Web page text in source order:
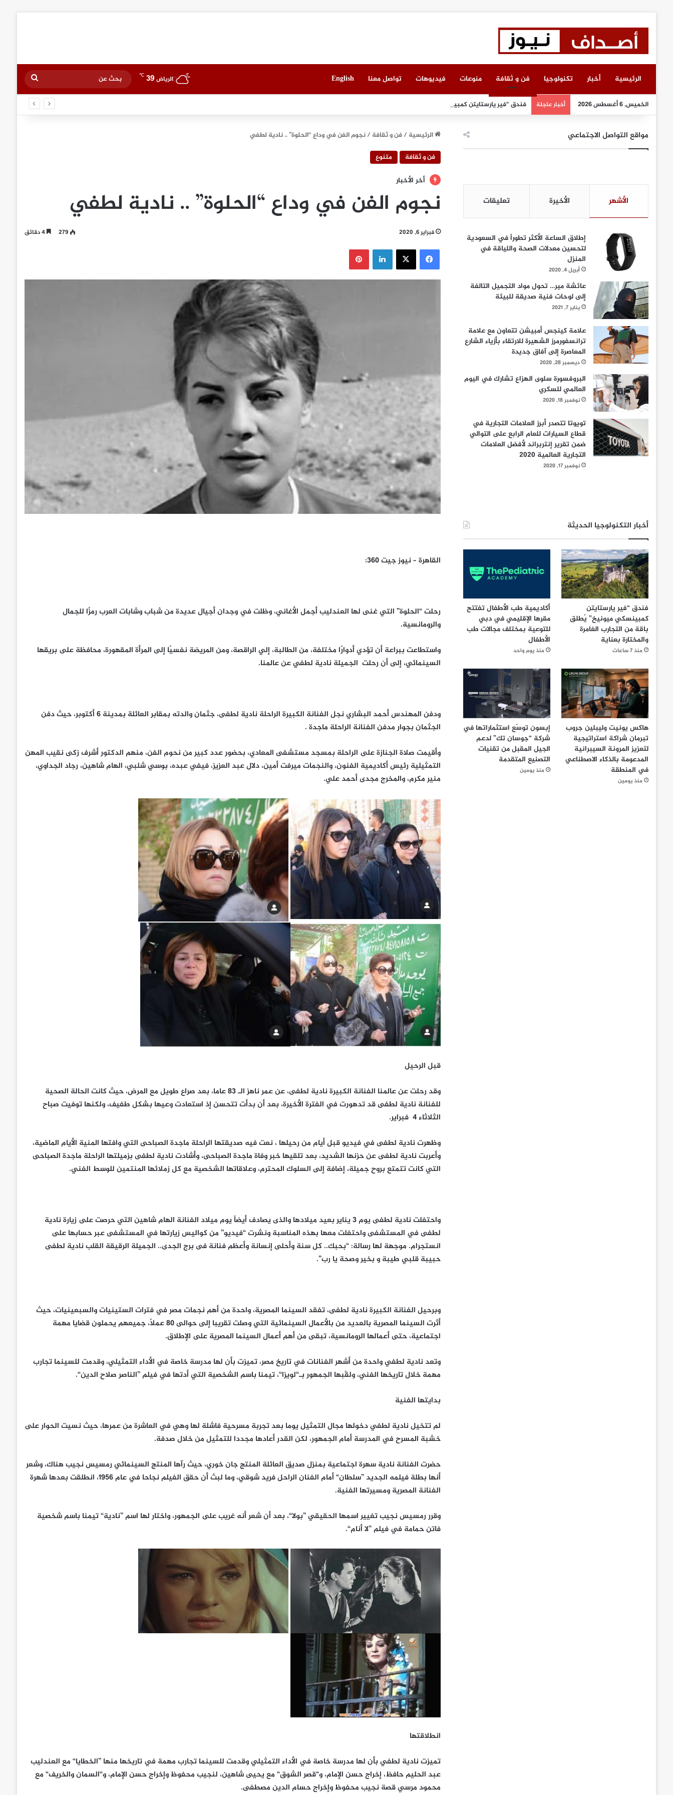
الرئيسية أخبار تكنولوجيا فن و ثقافة منوعات فيديوهات تواصل معنا English الرياض 39
℃
بحث
عن
الخميس, 6 أغسطس 2026 أخبار عاجلة فندق “فير يارستايتن كمبينسكي ميونيخ” يُطلق باقة من التجارب الغامرة والمختارة بعناية
الرئيسية/فن و ثقافة/نجوم الفن في وداع “الحلوة” .. نادية لطفي
فن و ثقافة
متنوع
أخر الأخبار
نجوم الفن في وداع “الحلوة” .. نادية لطفي
فبراير 6, 2020 279 4 دقائق
فيسبوك ‫X لينكدإن
القاهرة – نيوز جيت 360:
رحلت “الحلوة” التي غنى لها العندليب أجمل الأغاني، وظلت في وجدان أجيال عديدة من شباب وشابات العرب رمزًا للجمال
والرومانسية.
واستطاعت ببراعة أن تؤدي أدوارًا مختلفة، من الطالبة، إلي الراقصة، ومن المريضة نفسيًا إلى المرأة المقهورة، محافظة على بريقها
السينمائي، إلى أن رحلت الجميلة نادية لطفي عن عالمنا.
ودفن المهندس أحمد البشاري نجل الفنانة الكبيرة الراحلة نادية لطفى، جثمان والدته بمقابر العائلة بمدينة 6 أكتوبر، حيث دفن
الجثمان بجوار مدفن الفنانة الراحلة ماجدة .
وأقيمت صلاة الجنازة على الراحلة بمسجد مستشفى المعادي، بحضور عدد كبير من نحوم الفن، منهم الدكتور أشرف زكى نقيب المهن
التمثيلية رئيس أكاديمية الفنون، والنجمات ميرفت أمين، دلال عبد العزيز، فيفي عبده، بوسي شلبي، الهام شاهين، رجاد الجداوي،
منير مكرم، والمخرج مجدى أحمد علي.
قبل الرحيل
وقد رحلت عن عالمنا الفنانة الكبيرة نادية لطفى، عن عمر ناهز الـ 83 عاما، بعد صراع طويل مع المرض، حيث كانت الحالة الصحية
للفنانة نادية لطفى قد تدهورت في الفترة الأخيرة، بعد أن بدأت تتحسن إذ استعادت وعيها بشكل طفيف، ولكنها توفيت صباح
الثلاثاء 4 فبراير.
وظهرت نادية لطفى في فيديو قبل أيام من رحيلها ، نعت فيه صديقتها الراحلة ماجدة الصباحى التي وافتها المنية الأيام الماضية،
وأعربت نادية لطفى عن حزنها الشديد، بعد تلقيها خبر وفاة ماجدة الصباحى، وأشادت نادية لطفى بزميلتها الراحلة ماجدة الصباحى
التي كانت تتمتع بروح جميلة، إضافة إلى السلوك المحترم، وعلاقاتها الشخصية مع كل زملائها المنتمين للوسط الفني.
واحتفلت نادية لطفى يوم 3 يناير بعيد ميلادها والذى يصادف أيضاً يوم ميلاد الفنانة الهام شاهين التي حرصت على زيارة نادية
لطفى في المستشفى واحتفلت معها بهذه المناسبة ونشرت “فيديو” من كواليس زيارتها في المستشفى عبر حسابها على
انستجرام. موجهة لها رسالة: “بحبك.. كل سنة وأحلى إنسانة وأعظم فنانة فى برج الجدى.. الجميلة الرقيقة القلب نادية لطفى
حبيبة قلبي طيبة و بخير وصحة يا رب”.
وبرحيل الفنانة الكبيرة نادية لطفى، تفقد السينما المصرية، واحدة من أهم نجمات مصر في فترات الستينيات والسبعينيات، حيث
أثرت السينما المصرية بالعديد من بالأعمال السينمائية التي وصلت تقريبا إلى حوالى 80 عملاً، جميعهم يحملون قضايا مهمة
اجتماعية، حتى أعمالها الرومانسية، تبقى من أهم أعمال السينما المصرية على الإطلاق.
وتعد نادية لطفي واحدة من أشهر الفنانات في تاريخ مصر، تميزت بأن لها مدرسة خاصة في الأداء التمثيلي، وقدمت للسينما تجارب
مهمة خلال تاريخها الفني، ولقّبها الجمهور بـ“لويزا“، تيمنا باسم الشخصية التي أدتها في فيلم ”الناصر صلاح الدين“.
بدايتها الفنية
لم تتخيل نادية لطفي دخولها مجال التمثيل يوما بعد تجربة مسرحية فاشلة لها وهي في العاشرة من عمرها، حيث نسيت الحوار على
خشبة المسرح في المدرسة أمام الجمهور، لكن القدر أعادها مجددا للتمثيل من خلال صدفة.
حضرت الفنانة نادية سهرة اجتماعية بمنزل صديق العائلة المنتج جان خوري، حيث رآها المنتج السينمائي رمسيس نجيب هناك، وشعر
أنها بطلة فيلمه الجديد ”سلطان“ أمام الفنان الراحل فريد شوقي، وما لبث أن حقق الفيلم نجاحا في عام 1956، انطلقت بعدها شهرة
الفنانة المصرية ومسيرتها الفنية.
وقرر رمسيس نجيب تغيير اسمها الحقيقي ”بولا“، بعد أن شعر أنه غريب على الجمهور، واختار لها اسم ”نادية“ تيمنا باسم شخصية
فاتن حمامة في فيلم ”لا أنام“.
انطلاقتها
تميزت نادية لطفي بأن لها مدرسة خاصة في الأداء التمثيلي وقدمت للسينما تجارب مهمة في تاريخها منها ”الخطايا“ مع العندليب
عبد الحليم حافظ، إخراج حسن الإمام، و“قصر الشوق“ مع يحيى شاهين، لنجيب محفوظ وإخراج حسن الإمام، و“السمان والخريف“ مع
محمود مرسي قصة نجيب محفوظ وإخراج حسام الدين مصطفى.
مواقع التواصل الاجتماعي
الأشهر الأخيرة تعليقات
إطلاق الساعة الأكثر تطوراً في السعودية
لتحسين معدلات الصحة واللياقة في
المنزل
أبريل 4, 2020
عائشة مير… تحول مواد التجميل التالفة
إلى لوحات فنية صديقة للبيئة
يناير 7, 2021
علامة كينجس أمبيشن تتعاون مع علامة
ترانسفورمرز الشهيرة للارتقاء بأزياء الشارع
المعاصرة إلى آفاق جديدة
ديسمبر 28, 2020
البروفسورة سلوى الهزاع تشارك في اليوم
العالمي للسكري
نوفمبر 18, 2020
تويوتا تتصدر أبرز العلامات التجارية في
قطاع السيارات للعام الرابع على التوالي
ضمن تقرير إنتربراند لأفضل العلامات
التجارية العالمية 2020
نوفمبر 17, 2020
أخبار التكنولوجيا الحديثة
فندق “فير يارستايتن
كمبينسكي ميونيخ” يُطلق
باقة من التجارب الغامرة
والمختارة بعناية
منذ 7 ساعات
أكاديمية طب الأطفال تفتتح
مقرها الإقليمي في دبي
للتوعية بمختلف مجالات طب
الأطفال
منذ يوم واحد
هاكس يونيت وليبلين جروب
تبرمان شراكة استراتيجية
لتعزيز المرونة السيبرانية
المدعومة بالذكاء الاصطناعي
في المنطقة
منذ يومين
إبسون توسّع استثماراتها في
شركة “جوسان تك” لدعم
الجيل المقبل من تقنيات
التصنيع المتقدمة
منذ يومين